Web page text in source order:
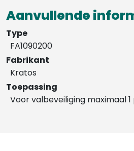
Aanvullende
Type
FA1090200
Fabrikant
Kratos
Toepassing
Voor valbeveiliging maximaal